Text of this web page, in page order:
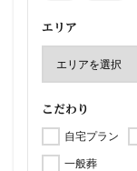
エリア
こだわり
自宅プラン
一般葬